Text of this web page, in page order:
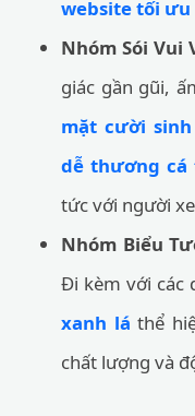
website tối ưu
Nhóm Sói Vui
giác gần gũi,
mặt cười
dễ thương cá
tức với người
Nhóm Biểu
Đi kèm với các
xanh lá thể
chất lượng và